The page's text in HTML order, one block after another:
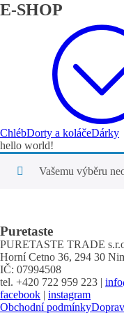
E-SHOP
ChlébDorty a koláčeDárky
hello world!
Vašemu výběru
Puretaste
PURETASTE TRADE
Horní Cetno 36, 294 30
IČ: 07994508
tel. +420 722 959 223 |
facebook | instagram
Obchodní podmínky